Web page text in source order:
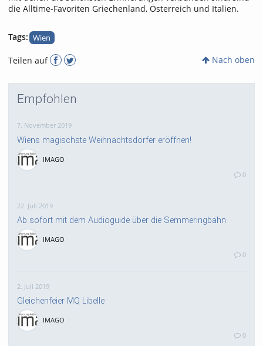
die Alltime-Favoriten Griechenland, Österreich und Italien.
Tags: Wien
Teilen auf Nach oben
Empfohlen
7. November 2019
Wiens magischste Weihnachtsdörfer eröffnen!
IMAGO
0
22. Juli 2019
Ab sofort mit dem Audioguide über die Semmeringbahn
IMAGO
0
2. Juli 2019
Gleichenfeier MQ Libelle
IMAGO
0